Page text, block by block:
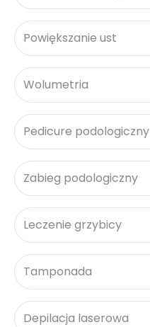
Powiększanie ust
Wolumetria
Pedicure podologiczny
Zabieg podologiczny
Leczenie grzybicy
Tamponada
Depilacja laserowa